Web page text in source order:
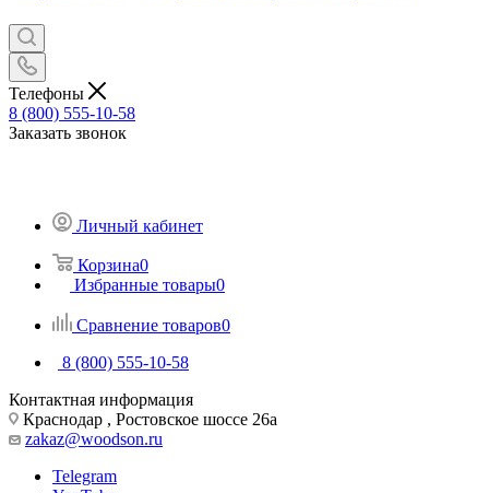
Телефоны
8 (800) 555-10-58
Заказать звонок
Личный кабинет
Корзина0
Избранные товары0
Сравнение товаров0
8 (800) 555-10-58
Контактная информация
Краснодар , Ростовское шоссе 26а
zakaz@woodson.ru
Telegram